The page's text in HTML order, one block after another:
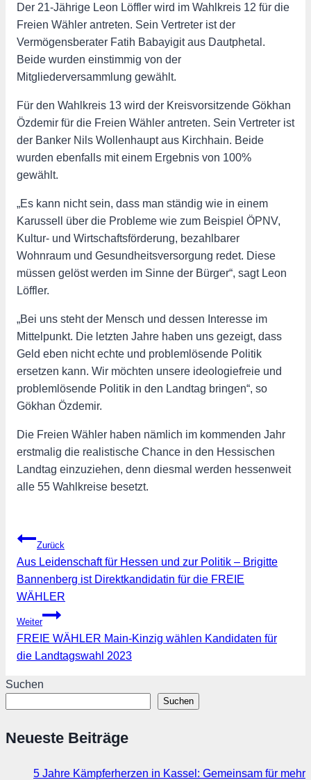
Der 21-Jährige Leon Löffler wird im Wahlkreis 12 für die
Freien Wähler antreten. Sein Vertreter ist der
Vermögensberater Fatih Babayigit aus Dautphetal.
Beide wurden einstimmig von der
Mitgliederversammlung gewählt.
Für den Wahlkreis 13 wird der Kreisvorsitzende Gökhan
Özdemir für die Freien Wähler antreten. Sein Vertreter ist
der Banker Nils Wollenhaupt aus Kirchhain. Beide
wurden ebenfalls mit einem Ergebnis von 100%
gewählt.
„Es kann nicht sein, dass man ständig wie in einem
Karussell über die Probleme wie zum Beispiel ÖPNV,
Kultur- und Wirtschaftsförderung, bezahlbarer
Wohnraum und Gesundheitsversorgung redet. Diese
müssen gelöst werden im Sinne der Bürger“, sagt Leon
Löffler.
„Bei uns steht der Mensch und dessen Interesse im
Mittelpunkt. Die letzten Jahre haben uns gezeigt, dass
Geld eben nicht echte und problemlösende Politik
ersetzen kann. Wir möchten unsere ideologiefreie und
problemlösende Politik in den Landtag bringen“, so
Gökhan Özdemir.
Die Freien Wähler haben nämlich im kommenden Jahr
erstmalig die realistische Chance in den Hessischen
Landtag einzuziehen, denn diesmal werden hessenweit
alle 55 Wahlkreise besetzt.
Beitragsnavigation
Zurück
Aus Leidenschaft für Hessen und zur Politik – Brigitte
Bannenberg ist Direktkandidatin für die FREIE
WÄHLER
Weiter
FREIE WÄHLER Main-Kinzig wählen Kandidaten für
die Landtagswahl 2023
Suchen
Suchen
Neueste Beiträge
5 Jahre Kämpferherzen in Kassel: Gemeinsam für mehr